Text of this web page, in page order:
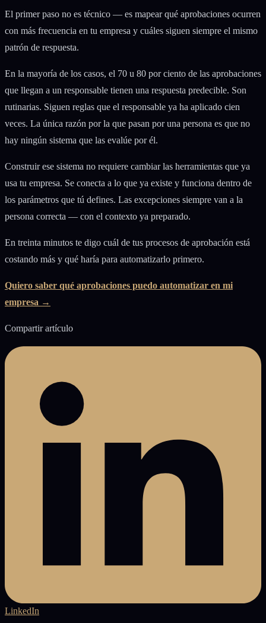
El primer paso no es técnico — es mapear qué aprobaciones ocurren
con más frecuencia en tu empresa y cuáles siguen siempre el mismo
patrón de respuesta.
En la mayoría de los casos, el 70 u 80 por ciento de las aprobaciones
que llegan a un responsable tienen una respuesta predecible. Son
rutinarias. Siguen reglas que el responsable ya ha aplicado cien
veces. La única razón por la que pasan por una persona es que no
hay ningún sistema que las evalúe por él.
Construir ese sistema no requiere cambiar las herramientas que ya
usa tu empresa. Se conecta a lo que ya existe y funciona dentro de
los parámetros que tú defines. Las excepciones siempre van a la
persona correcta — con el contexto ya preparado.
En treinta minutos te digo cuál de tus procesos de aprobación está
costando más y qué haría para automatizarlo primero.
Quiero saber qué aprobaciones puedo automatizar en mi
empresa →
Compartir artículo
LinkedIn